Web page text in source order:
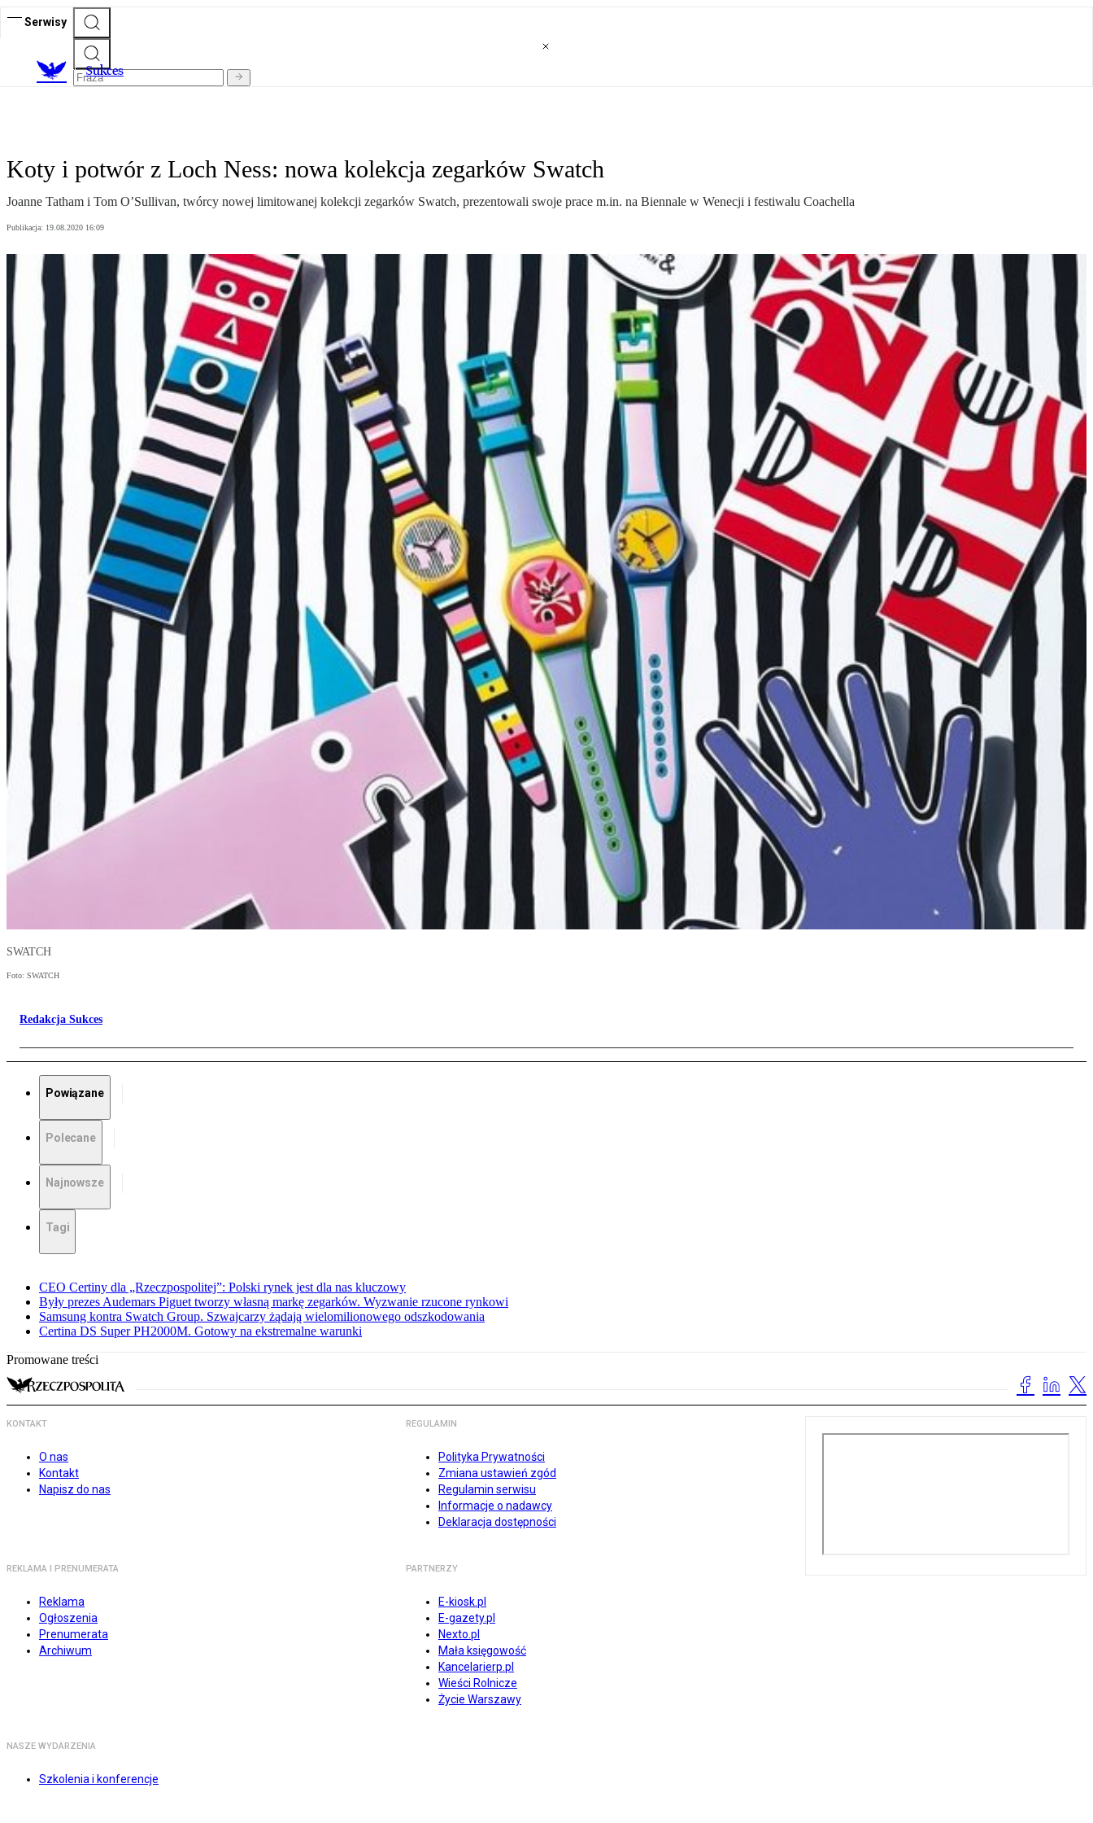
Serwisy
Sukces
Koty i potwór z Loch Ness: nowa kolekcja zegarków Swatch
Joanne Tatham i Tom O’Sullivan, twórcy nowej limitowanej kolekcji zegarków Swatch, prezentowali swoje prace m.in. na Biennale w Wenecji i festiwalu Coachella
Publikacja: 19.08.2020 16:09
SWATCH
Foto: SWATCH
Redakcja Sukces
Powiązane
Polecane
Najnowsze
Tagi
CEO Certiny dla „Rzeczpospolitej”: Polski rynek jest dla nas kluczowy
Były prezes Audemars Piguet tworzy własną markę zegarków. Wyzwanie rzucone rynkowi
Samsung kontra Swatch Group. Szwajcarzy żądają wielomilionowego odszkodowania
Certina DS Super PH2000M. Gotowy na ekstremalne warunki
Promowane treści
KONTAKT
O nas
Kontakt
Napisz do nas
REGULAMIN
Polityka Prywatności
Zmiana ustawień zgód
Regulamin serwisu
Informacje o nadawcy
Deklaracja dostępności
REKLAMA I PRENUMERATA
Reklama
Ogłoszenia
Prenumerata
Archiwum
PARTNERZY
E-kiosk.pl
E-gazety.pl
Nexto.pl
Mała księgowość
Kancelarierp.pl
Wieści Rolnicze
Życie Warszawy
NASZE WYDARZENIA
Szkolenia i konferencje